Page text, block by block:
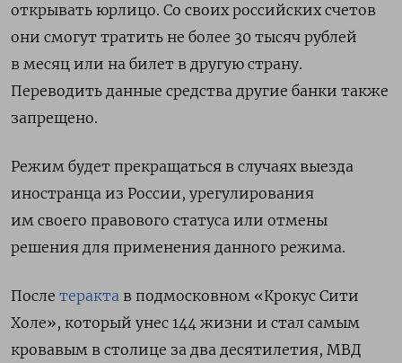
открывать юрлицо. Со своих российских счетов
они смогут тратить не более 30 тысяч рублей
в месяц или на билет в другую страну.
Переводить данные средства другие банки также
запрещено.
Режим будет прекращаться в случаях выезда
иностранца из России, урегулирования
им своего правового статуса или отмены
решения для применения данного режима.
После теракта в подмосковном «Крокус Сити
Холе», который унес 144 жизни и стал самым
кровавым в столице за два десятилетия, МВД